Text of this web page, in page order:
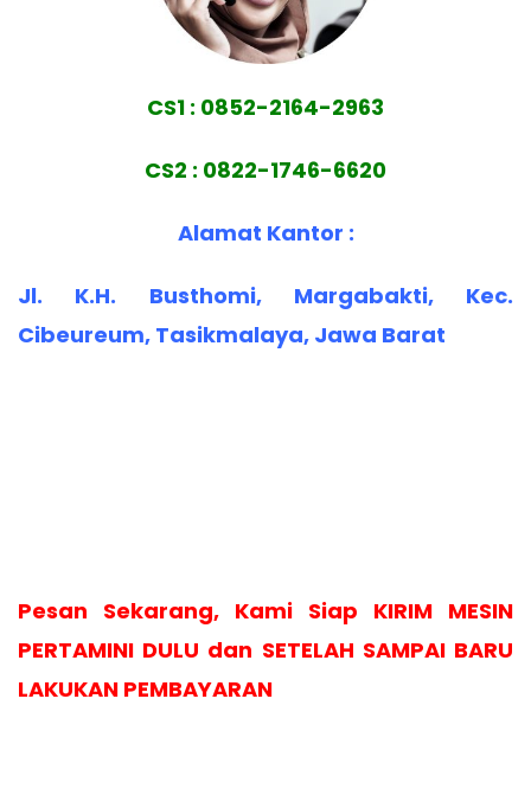
CS1 : 0852-2164-2963
CS2 : 0822-1746-6620
Alamat Kantor :
Jl. K.H. Busthomi, Margabakti, Kec.
Cibeureum, Tasikmalaya, Jawa Barat
Pesan Sekarang, Kami Siap KIRIM MESIN
PERTAMINI DULU dan SETELAH SAMPAI BARU
LAKUKAN PEMBAYARAN